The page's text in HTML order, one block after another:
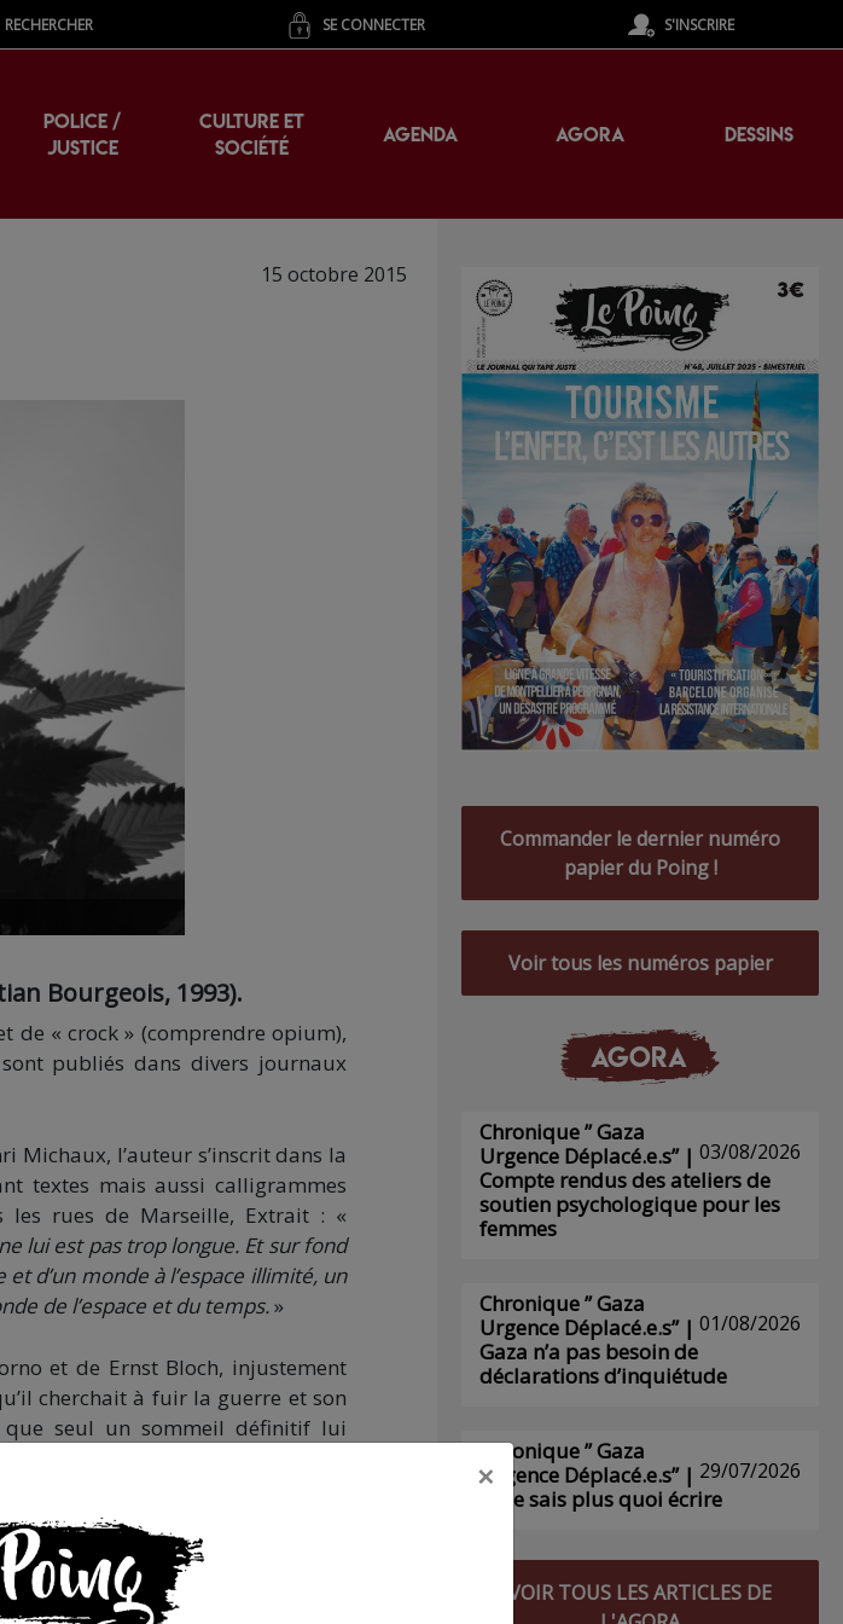
RECHERCHER SE CONNECTER S'INSCRIRE
POLICE /
JUSTICE
CULTURE ET
SOCIÉTÉ
AGENDA AGORA DESSINS
15 octobre 2015
Bourgeois, 1993).
de « crock » (comprendre opium),
publiés dans divers journaux
l’auteur s’inscrit dans la
textes mais aussi calligrammes
les rues de Marseille, Extrait : «
lui est pas trop longue. Et sur fond
d’un monde à l’espace illimité, un
de l’espace et du temps.»
et de Ernst Bloch, injustement
cherchait à fuir la guerre et son
que seul un sommeil définitif lui
à celui de souveraineté. »
Commander le dernier numéro
papier du Poing !
Voir tous les numéros papier
AGORA
03/08/2026
Chronique ” Gaza
Urgence Déplacé.e.s” |
Compte rendus des ateliers de
soutien psychologique pour les
femmes
01/08/2026
Chronique ” Gaza
Urgence Déplacé.e.s” |
Gaza n’a pas besoin de
déclarations d’inquiétude
29/07/2026
Chronique ” Gaza
Urgence Déplacé.e.s” |
Je ne sais plus quoi écrire
VOIR TOUS LES ARTICLES DE
×